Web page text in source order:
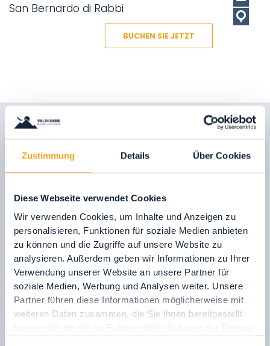
Zustimmung Details Über Cookies
Diese Webseite verwendet Cookies
Wir verwenden Cookies, um Inhalte und Anzeigen zu
personalisieren, Funktionen für soziale Medien anbieten
zu können und die Zugriffe auf unsere Website zu
analysieren. Außerdem geben wir Informationen zu Ihrer
Verwendung unserer Website an unsere Partner für
soziale Medien, Werbung und Analysen weiter. Unsere
Partner führen diese Informationen möglicherweise mit
weiteren Daten zusammen, die Sie ihnen bereitgestellt
haben oder die sie im Rahmen Ihrer Nutzung der Dienste
San Bernardo di Rabbi
BUCHEN SIE JETZT
INTERAKTIVE TOP-10-
KARTE
DIE ORTE, DIE SIE WÄHREND IHRES
URLAUBS IN VAL DI RABBI ENTDECKEN
SOLLTEN!
SOMMER/HERBST
WINTER/FRÜHLING